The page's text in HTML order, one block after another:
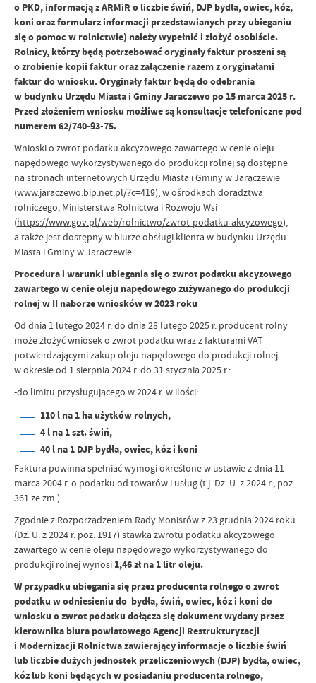
o PKD, informacją z ARMiR o liczbie świń, DJP bydła, owiec, kóz,
koni oraz formularz informacji przedstawianych przy ubieganiu
się o pomoc w rolnictwie) należy wypełnić i złożyć osobiście.
Rolnicy, którzy będą potrzebować oryginały faktur proszeni są
o zrobienie kopii faktur oraz załączenie razem z oryginałami
faktur do wniosku. Oryginały faktur będą do odebrania
w budynku Urzędu Miasta i Gminy Jaraczewo po 15 marca 2025 r.
Przed złożeniem wniosku możliwe są konsultacje telefoniczne pod
numerem 62/740-93-75.
Wnioski o zwrot podatku akcyzowego zawartego w cenie oleju
napędowego wykorzystywanego do produkcji rolnej są dostępne
na stronach internetowych Urzędu Miasta i Gminy w Jaraczewie
(www.jaraczewo.bip.net.pl/?c=419), w ośrodkach doradztwa
rolniczego, Ministerstwa Rolnictwa i Rozwoju Wsi
(https://www.gov.pl/web/rolnictwo/zwrot-podatku-akcyzowego),
a także jest dostępny w biurze obsługi klienta w budynku Urzędu
Miasta i Gminy w Jaraczewie.
Procedura i warunki ubiegania się o zwrot podatku akcyzowego
zawartego w cenie oleju napędowego zużywanego do produkcji
rolnej w II naborze wniosków w 2023 roku
Od dnia 1 lutego 2024 r. do dnia 28 lutego 2025 r. producent rolny
może złożyć wniosek o zwrot podatku wraz z fakturami VAT
potwierdzającymi zakup oleju napędowego do produkcji rolnej
w okresie od 1 sierpnia 2024 r. do 31 stycznia 2025 r.:
-do limitu przysługującego w 2024 r. w ilości:
110 l na 1 ha użytków rolnych,
4 l na 1 szt. świń,
40 l na 1 DJP bydła, owiec, kóz i koni
Faktura powinna spełniać wymogi określone w ustawie z dnia 11
marca 2004 r. o podatku od towarów i usług (t.j. Dz. U. z 2024 r., poz.
361 ze zm.).
Zgodnie z Rozporządzeniem Rady Monistów z 23 grudnia 2024 roku
(Dz. U. z 2024 r. poz. 1917) stawka zwrotu podatku akcyzowego
zawartego w cenie oleju napędowego wykorzystywanego do
produkcji rolnej wynosi 1,46 zł na 1 litr oleju.
W przypadku ubiegania się przez producenta rolnego o zwrot
podatku w odniesieniu do bydła, świń, owiec, kóz i koni do
wniosku o zwrot podatku dołącza się dokument wydany przez
kierownika biura powiatowego Agencji Restrukturyzacji
i Modernizacji Rolnictwa zawierający informacje o liczbie świń
lub liczbie dużych jednostek przeliczeniowych (DJP) bydła, owiec,
kóz lub koni będących w posiadaniu producenta rolnego,